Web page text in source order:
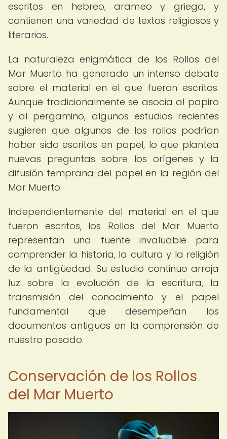
escritos en hebreo, arameo y griego, y
contienen una variedad de textos religiosos y
literarios.
La naturaleza enigmática de los Rollos del
Mar Muerto ha generado un intenso debate
sobre el material en el que fueron escritos.
Aunque tradicionalmente se asocia al papiro
y al pergamino, algunos estudios recientes
sugieren que algunos de los rollos podrían
haber sido escritos en papel, lo que plantea
nuevas preguntas sobre los orígenes y la
difusión temprana del papel en la región del
Mar Muerto.
Independientemente del material en el que
fueron escritos, los Rollos del Mar Muerto
representan una fuente invaluable para
comprender la historia, la cultura y la religión
de la antigüedad. Su estudio continuo arroja
luz sobre la evolución de la escritura, la
transmisión del conocimiento y el papel
fundamental que desempeñan los
documentos antiguos en la comprensión de
nuestro pasado.
Conservación de los Rollos
del Mar Muerto